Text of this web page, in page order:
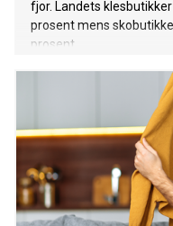
fjor. Landets
prosent mens
prosent.